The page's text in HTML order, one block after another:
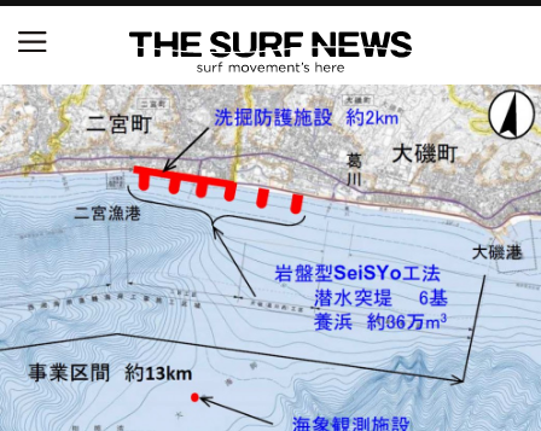
NSAと茅ヶ崎市が包括連携協定を締結 自治体との
協定は全国初、サーフィンを軸に地域活性化へ
【五十嵐カノア独占インタビュー】旧友レオ、ジャ
ックとの豪華プライベートセッション
S.ONE ショート＆ロング開幕戦・現地リポート（高
橋みなと）
ニュース
製品情報